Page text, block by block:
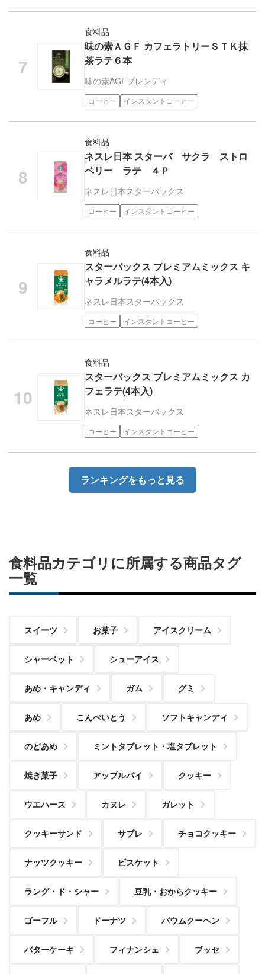
食料品
味の素ＡＧＦ カフェラトリーＳＴＫ抹
茶ラテ６本
味の素AGFブレンディ
コーヒー インスタントコーヒー
食料品
ネスレ日本 スターバ サクラ ストロ
ベリー ラテ ４Ｐ
ネスレ日本スターバックス
コーヒー インスタントコーヒー
食料品
スターバックス プレミアムミックス キ
ャラメルラテ(4本入)
ネスレ日本スターバックス
コーヒー インスタントコーヒー
食料品
スターバックス プレミアムミックス カ
フェラテ(4本入)
ネスレ日本スターバックス
コーヒー インスタントコーヒー
ランキングをもっと見る
食料品カテゴリに所属する商品タグ
一覧
スイーツ お菓子 アイスクリーム
シャーベット シューアイス
あめ・キャンディ ガム グミ
あめ こんぺいとう ソフトキャンディ
のどあめ ミントタブレット・塩タブレット
焼き菓子 アップルパイ クッキー
ウエハース カヌレ ガレット
クッキーサンド サブレ チョコクッキー
ナッツクッキー ビスケット
ラング・ド・シャー 豆乳・おからクッキー
ゴーフル ドーナツ バウムクーヘン
バターケーキ フィナンシェ ブッセ